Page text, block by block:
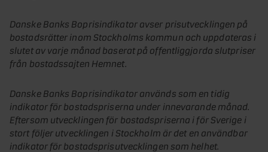
Danske Banks Boprisindikator avser prisutvecklingen på
bostadsrätter inom Stockholms kommun och uppdateras i
slutet av varje månad baserat på offentliggjorda slutpriser
från bostadssajten Hemnet.
Danske Banks Boprisindikator används som en tidig
indikator för bostadspriserna under innevarande månad.
Eftersom utvecklingen för bostadspriserna i för Sverige i
stort följer utvecklingen i Stockholm är det en användbar
indikator för bostadsprisutvecklingen som helhet.